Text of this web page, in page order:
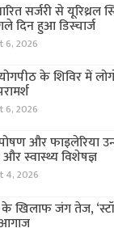
सर्जरी से यूरिथ्रल
दिन हुआ डिस्चार्ज
6, 2026
के शिविर में
6, 2026
और फाइलेरिया
स्वास्थ्य विशेषज्ञ
4, 2026
के खिलाफ जंग तेज,